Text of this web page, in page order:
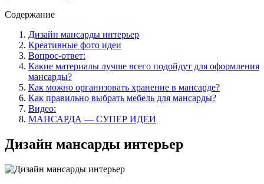
Содержание
Дизайн мансарды интерьер
Креативные фото идеи
Вопрос-ответ:
Какие материалы лучше всего подойдут для оформления
мансарды?
Как можно организовать хранение в мансарде?
Как правильно выбрать мебель для мансарды?
Видео:
МАНСАРДА — СУПЕР ИДЕИ
Дизайн мансарды интерьер